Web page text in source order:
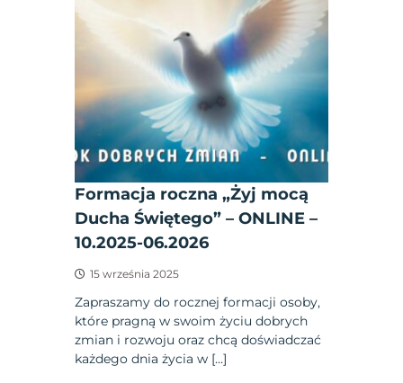
Formacja roczna „Żyj mocą
Ducha Świętego” – ONLINE –
10.2025-06.2026
15 września 2025
Zapraszamy do rocznej formacji osoby,
które pragną w swoim życiu dobrych
zmian i rozwoju oraz chcą doświadczać
każdego dnia życia w […]